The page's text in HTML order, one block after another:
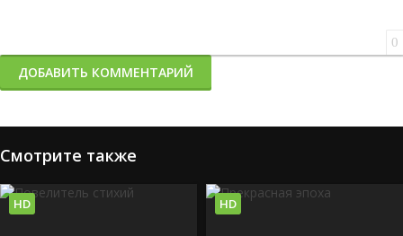
0
ДОБАВИТЬ КОММЕНТАРИЙ
Смотрите также
HD HD